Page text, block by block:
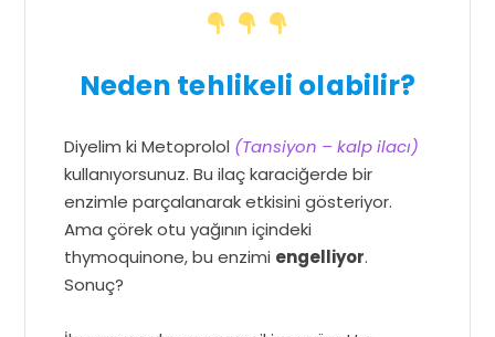
Neden tehlikeli olabilir?
Diyelim ki Metoprolol (Tansiyon – kalp ilacı)
kullanıyorsunuz. Bu ilaç karaciğerde bir
enzimle parçalanarak etkisini gösteriyor.
Ama çörek otu yağının içindeki
thymoquinone, bu enzimi engelliyor.
Sonuç?